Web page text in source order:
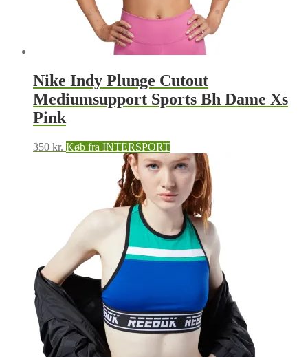
Nike Indy Plunge Cutout
Mediumsupport Sports Bh Dame Xs
Pink
350 kr. Køb fra INTERSPORT